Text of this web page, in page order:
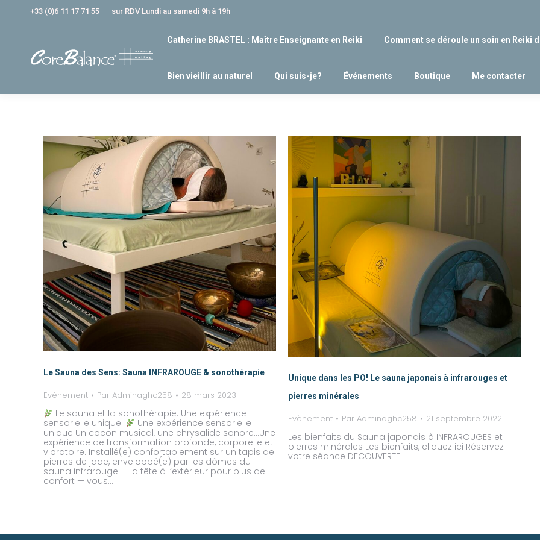
+33 (0)6 11 17 71 55 sur RDV Lundi au samedi 9h à 19h
Catherine BRASTEL : Maître Enseignante en Reiki Comment se déroule un soin en Reiki
Bien vieillir au naturel Qui suis-je? Événements Boutique Me contacter
Le Sauna des Sens: Sauna INFRAROUGE & sonothérapie
Evènement Par Adminaghc258 28 mars 2023
Le sauna et la sonothérapie: Une expérience
sensorielle unique!
Une expérience sensorielle
unique Un cocon musical, une chrysalide sonore…Une
expérience de transformation profonde, corporelle et
vibratoire. Installé(e) confortablement sur un tapis de
pierres de jade, enveloppé(e) par les dômes du
sauna infrarouge — la tête à l’extérieur pour plus de
confort — vous…
Unique dans les PO! Le sauna japonais à infrarouges et
pierres minérales
Evènement Par Adminaghc258 21 septembre 2022
Les bienfaits du Sauna japonais à INFRAROUGES et
pierres minérales Les bienfaits, cliquez ici Réservez
votre séance DECOUVERTE